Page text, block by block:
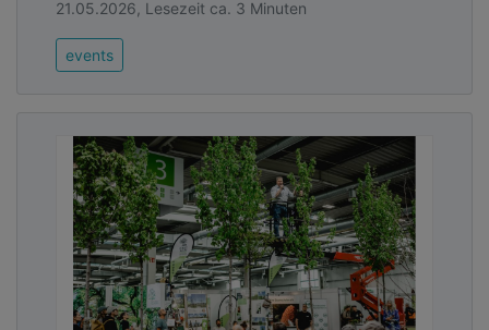
21.05.2026, Lesezeit ca. 3 Minuten
events